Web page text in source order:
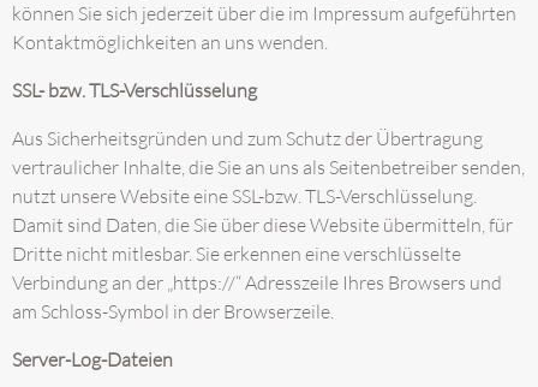
können Sie sich jederzeit über die im Impressum aufgeführten
Kontaktmöglichkeiten an uns wenden.
SSL- bzw. TLS-Verschlüsselung
Aus Sicherheitsgründen und zum Schutz der Übertragung
vertraulicher Inhalte, die Sie an uns als Seitenbetreiber senden,
nutzt unsere Website eine SSL-bzw. TLS-Verschlüsselung.
Damit sind Daten, die Sie über diese Website übermitteln, für
Dritte nicht mitlesbar. Sie erkennen eine verschlüsselte
Verbindung an der „https://“ Adresszeile Ihres Browsers und
am Schloss-Symbol in der Browserzeile.
Server-Log-Dateien